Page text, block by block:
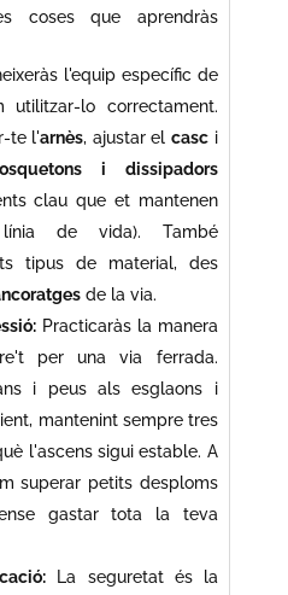
coses que aprendràs
l'equip específic de
lo correctament.
te l'arnès, ajustar el casc i
i dissipadors
clau que et mantenen
de vida). També
tipus de material, des
de la via.
Practicaràs la manera
per una via ferrada.
i peus als esglaons i
mantenint sempre tres
l'ascens sigui estable. A
superar petits desploms
gastar tota la teva
La seguretat és la